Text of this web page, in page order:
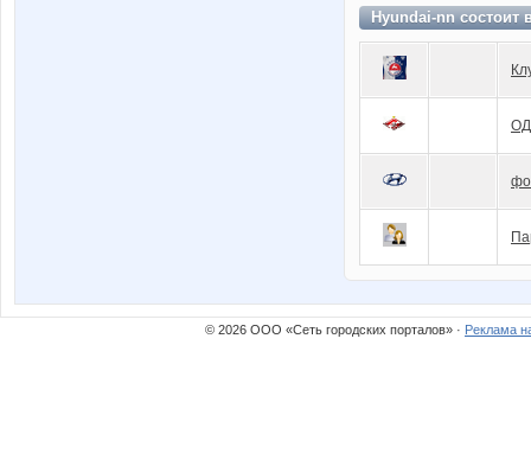
Hyundai-nn состоит
© 2026 ООО «Сеть городских порталов» · Реклама